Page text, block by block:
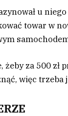
u
towar w
żeby za 500
więc